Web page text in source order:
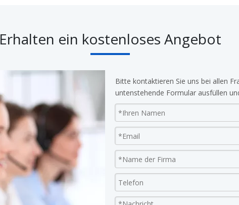
Erhalten ein kostenloses Angebot
Bitte kontaktieren Sie uns bei allen
untenstehende Formular ausfüllen